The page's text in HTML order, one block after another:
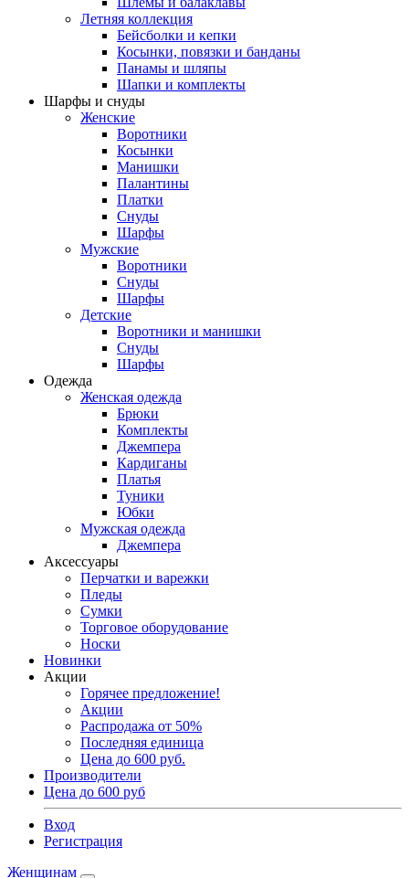
Летняя коллекция
Бейсболки и кепки
Косынки, повязки и банданы
Панамы и шляпы
Шапки и комплекты
Шарфы и снуды
Женские
Воротники
Косынки
Манишки
Палантины
Платки
Снуды
Шарфы
Мужские
Воротники
Снуды
Шарфы
Детские
Воротники и манишки
Снуды
Шарфы
Одежда
Женская одежда
Брюки
Комплекты
Джемпера
Кардиганы
Платья
Туники
Юбки
Мужская одежда
Джемпера
Аксессуары
Перчатки и варежки
Пледы
Сумки
Торговое оборудование
Носки
Новинки
Акции
Горячее предложение!
Акции
Распродажа от 50%
Последняя единица
Цена до 600 руб.
Производители
Цена до 600 руб
Вход
Регистрация
Женщинам